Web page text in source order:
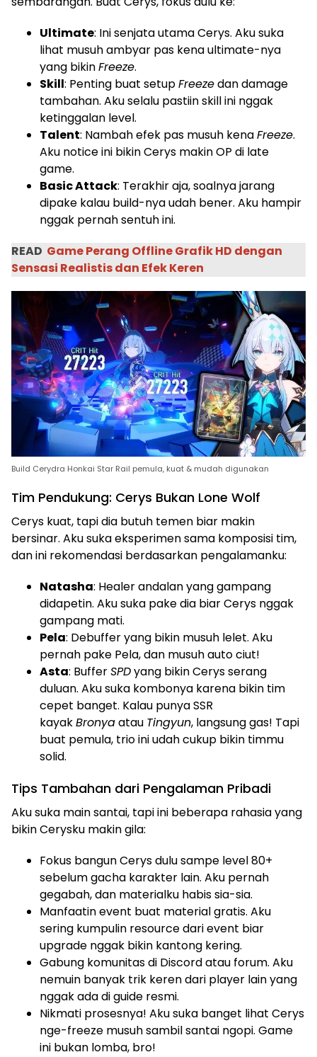
Ultimate: Ini senjata utama Cerys. Aku suka
lihat musuh ambyar pas kena ultimate-nya
yang bikinFreeze.
Skill: Penting buat setupFreezedan damage
tambahan. Aku selalu pastiin skill ini nggak
ketinggalan level.
Talent: Nambah efek pas musuh kenaFreeze.
Aku notice ini bikin Cerys makin OP di late
game.
Basic Attack: Terakhir aja, soalnya jarang
dipake kalau build-nya udah bener. Aku hampir
nggak pernah sentuh ini.
READ Game Perang Offline Grafik HD dengan
Sensasi Realistis dan Efek Keren
Build Cerydra Honkai Star Rail pemula, kuat & mudah digunakan
Tim Pendukung: Cerys Bukan Lone Wolf
Cerys kuat, tapi dia butuh temen biar makin
bersinar. Aku suka eksperimen sama komposisi tim,
dan ini rekomendasi berdasarkan pengalamanku:
Natasha: Healer andalan yang gampang
didapetin. Aku suka pake dia biar Cerys nggak
gampang mati.
Pela: Debuffer yang bikin musuh lelet. Aku
pernah pake Pela, dan musuh auto ciut!
Asta: BufferSPDyang bikin Cerys serang
duluan. Aku suka kombonya karena bikin tim
cepet banget. Kalau punya SSR
kayakBronyaatau Tingyun, langsung gas! Tapi
buat pemula, trio ini udah cukup bikin timmu
solid.
Tips Tambahan dari Pengalaman Pribadi
Aku suka main santai, tapi ini beberapa rahasia yang
bikin Cerysku makin gila:
Fokus bangun Cerys dulu sampe level 80+
sebelum gacha karakter lain. Aku pernah
gegabah, dan materialku habis sia-sia.
Manfaatin event buat material gratis. Aku
sering kumpulin resource dari event biar
upgrade nggak bikin kantong kering.
Gabung komunitas di Discord atau forum. Aku
nemuin banyak trik keren dari player lain yang
nggak ada di guide resmi.
Nikmati prosesnya! Aku suka banget lihat Cerys
nge-freeze musuh sambil santai ngopi. Game
ini bukan lomba, bro!